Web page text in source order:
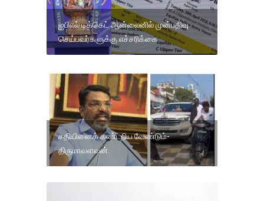
ஐபிஎல் டிக்கெட் ஆன்லைனில் முன்பதிவு
செய்பவர்களுக்கு எச்சரிக்கை
சதியினைக் கண்டறிய வேண்டும்-
திருமாவளவன்.